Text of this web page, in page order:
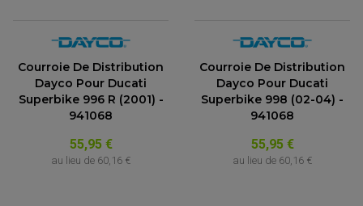
Courroie De Distribution
Dayco Pour Ducati
Superbike 996 R (2001) -
941068
55,95 €
au lieu de 60,16 €
Courroie De Distribution
Dayco Pour Ducati
Superbike 998 (02-04) -
941068
55,95 €
au lieu de 60,16 €